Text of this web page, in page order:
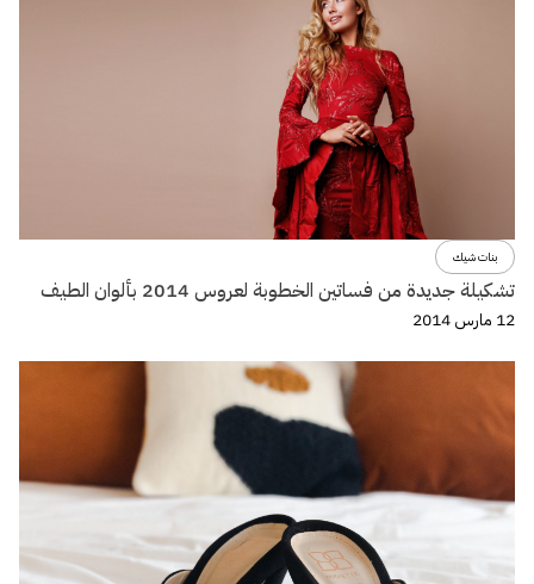
بنات شيك
تشكيلة جديدة من فساتين الخطوبة لعروس 2014 بألوان الطيف
12 مارس 2014